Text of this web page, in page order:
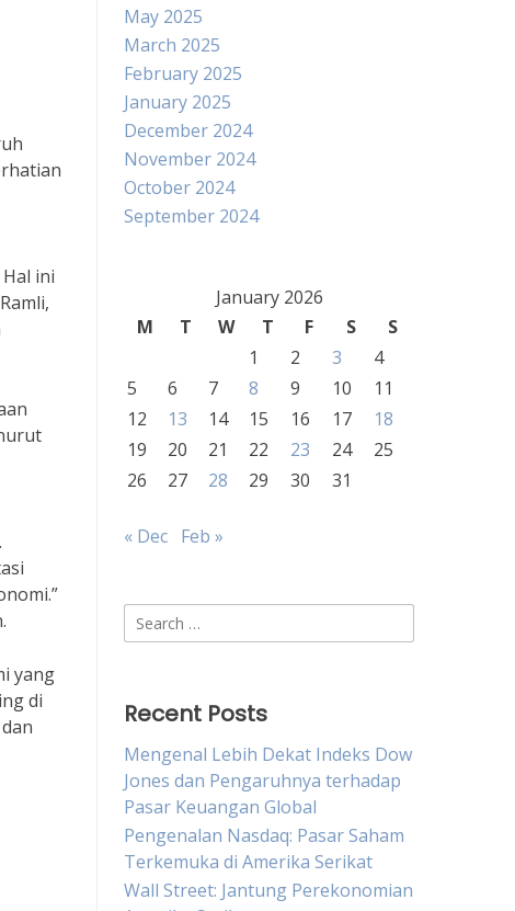
ini
yang
di
May 2025
March 2025
February 2025
January 2025
December 2024
November 2024
October 2024
September 2024
January 2026
M
T W T F S
S
1
2 3
4
5
6 7 8 9 10
11
12
13 14 15 16 17
18
19
20 21 22 23 24
25
26
27 28 29 30 31
« Dec Feb »
Search
for:
Recent Posts
Mengenal Lebih Dekat Indeks Dow
Jones dan Pengaruhnya terhadap
Pasar Keuangan Global
Pengenalan Nasdaq: Pasar Saham
Terkemuka di Amerika Serikat
Wall Street: Jantung Perekonomian